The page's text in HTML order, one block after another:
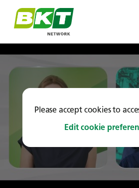
Please accept cookies to
Edit cookie